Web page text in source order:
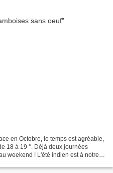
en Octobre, le temps est agréable,
18 à 19 °. Déjà deux journées
weekend ! L'été indien est à notre